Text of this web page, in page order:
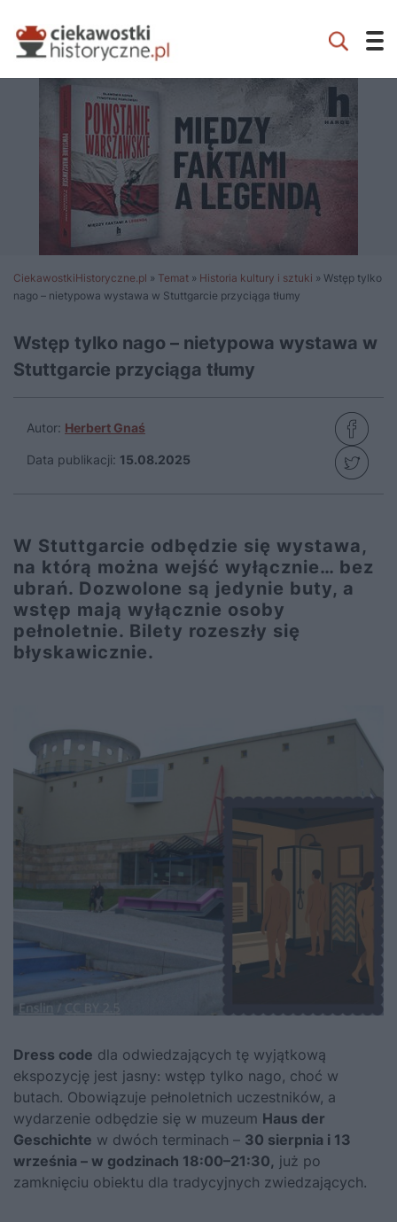
CiekawostkiHistoryczne.pl » Temat » Historia kultury i sztuki » Wstęp tylko
nago – nietypowa wystawa w Stuttgarcie przyciąga tłumy
Wstęp tylko nago – nietypowa wystawa w
Stuttgarcie przyciąga tłumy
Autor: Herbert Gnaś
Data publikacji: 15.08.2025
W Stuttgarcie odbędzie się wystawa,
na którą można wejść wyłącznie… bez
ubrań. Dozwolone są jedynie buty, a
wstęp mają wyłącznie osoby
pełnoletnie. Bilety rozeszły się
błyskawicznie.
Dress code dla odwiedzających tę wyjątkową
ekspozycję jest jasny: wstęp tylko nago, choć w
butach. Obowiązuje pełnoletnich uczestników, a
wydarzenie odbędzie się w muzeum Haus der
Geschichte w dwóch terminach – 30 sierpnia i 13
września – w godzinach 18:00–21:30, już po
zamknięciu obiektu dla tradycyjnych zwiedzających.